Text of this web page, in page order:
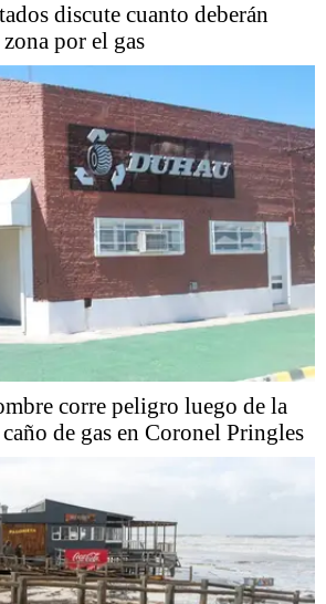
discute cuanto deberán
por el gas
corre peligro luego de la
de gas en Coronel Pringles